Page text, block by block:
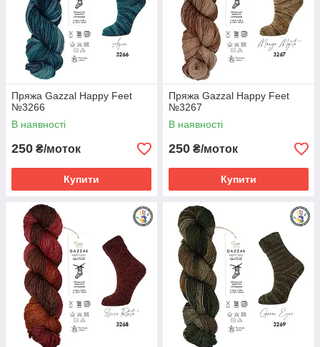
Пряжа Gazzal Happy Feet
№3266
В наявності
250 ₴/моток
Купити
Пряжа Gazzal Happy Feet
№3267
В наявності
250 ₴/моток
Купити